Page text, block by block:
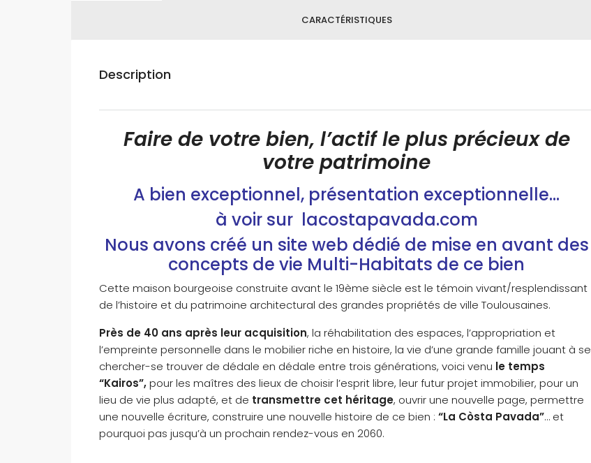
CARACTÉRISTIQUES
Description
Faire de votre bien, l’actif le plus précieux de
votre patrimoine
A bien exceptionnel, présentation exceptionnelle…
à voir sur lacostapavada.com
Nous avons créé un site web dédié de mise en avant des
concepts de vie Multi-Habitats de ce bien
Cette maison bourgeoise construite avant le 19ème siècle est le témoin vivant/resplendissant
de l’histoire et du patrimoine architectural des grandes propriétés de ville Toulousaines.
Près de 40 ans après leur acquisition, la réhabilitation des espaces, l’appropriation et
l’empreinte personnelle dans le mobilier riche en histoire, la vie d’une grande famille jouant à se
chercher-se trouver de dédale en dédale entre trois générations, voici venu le temps
“Kairos”,pour les maîtres des lieux de choisir l’esprit libre, leur futur projet immobilier, pour un
lieu de vie plus adapté, et de transmettre cet héritage, ouvrir une nouvelle page, permettre
une nouvelle écriture, construire une nouvelle histoire de ce bien : “La Còsta Pavada”… et
pourquoi pas jusqu’à un prochain rendez-vous en 2060.